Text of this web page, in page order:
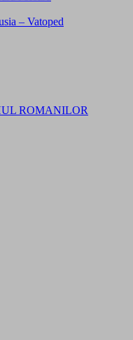
– Vatoped
ROMANILOR